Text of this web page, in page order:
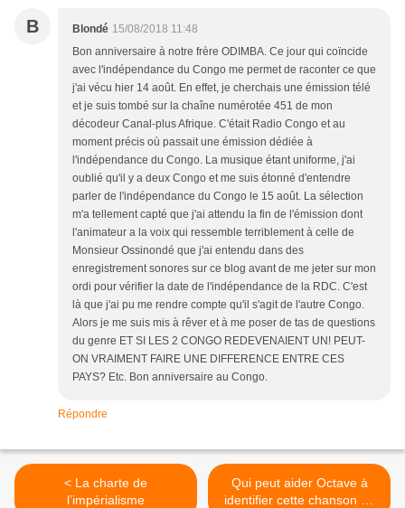
B Blondé 15/08/2018 11:48
Bon anniversaire à notre frère ODIMBA. Ce jour qui coïncide
avec l'indépendance du Congo me permet de raconter ce que
j'ai vécu hier 14 août. En effet, je cherchais une émission télé
et je suis tombé sur la chaîne numérotée 451 de mon
décodeur Canal-plus Afrique. C'était Radio Congo et au
moment précis où passait une émission dédiée à
l'indépendance du Congo. La musique étant uniforme, j'ai
oublié qu'il y a deux Congo et me suis étonné d'entendre
parler de l'indépendance du Congo le 15 août. La sélection
m'a tellement capté que j'ai attendu la fin de l'émission dont
l'animateur a la voix qui ressemble terriblement à celle de
Monsieur Ossinondé que j'ai entendu dans des
enregistrement sonores sur ce blog avant de me jeter sur mon
ordi pour vérifier la date de l'indépendance de la RDC. C'est
là que j'ai pu me rendre compte qu'il s'agit de l'autre Congo.
Alors je me suis mis à rêver et à me poser de tas de questions
du genre ET SI LES 2 CONGO REDEVENAIENT UN! PEUT-
ON VRAIMENT FAIRE UNE DIFFERENCE ENTRE CES
PAYS? Etc. Bon anniversaire au Congo.
Répondre
< La charte de
l’impérialisme
Qui peut aider Octave à
identifier cette chanson de